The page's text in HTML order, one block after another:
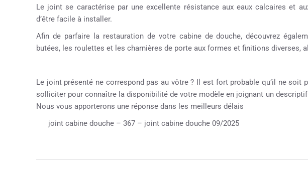
Le joint se caractérise par une excellente résistance aux eaux calcaires et
d’être facile à installer.
Afin de parfaire la restauration de votre cabine de douche, découvrez
butées, les roulettes et les charnières de porte aux formes et finitions diverses,
Le joint présenté ne correspond pas au vôtre ? Il est fort probable qu’il ne soit
solliciter pour connaître la disponibilité de votre modèle en joignant un
Nous vous apporterons une réponse dans les meilleurs délais
joint cabine douche – 367 – joint cabine douche 09/2025